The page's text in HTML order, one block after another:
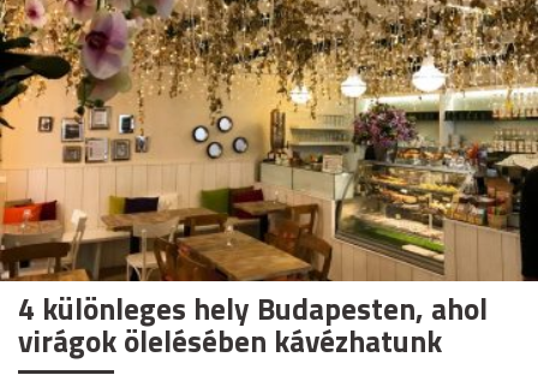
4 különleges hely Budapesten, ahol
virágok ölelésében kávézhatunk